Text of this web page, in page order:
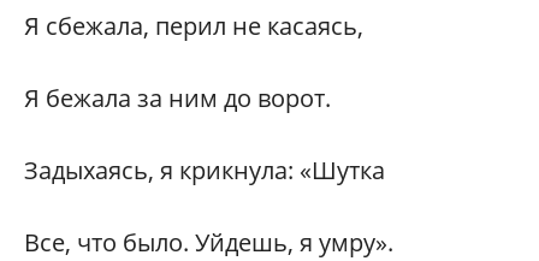
Я сбежала, перил не касаясь,
Я бежала за ним до ворот.
Задыхаясь, я крикнула: «Шутка
Все, что было. Уйдешь, я умру».